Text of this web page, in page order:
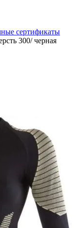
сертификаты
300/ черная